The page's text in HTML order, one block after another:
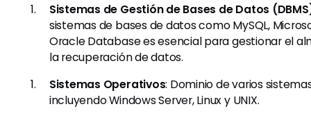
Sistemas de Gestión de Bases de Datos
sistemas de bases de datos como MySQL,
Oracle Database es esencial para gestionar el
la recuperación de datos.
Sistemas Operativos: Dominio de varios
incluyendo Windows Server, Linux y UNIX.